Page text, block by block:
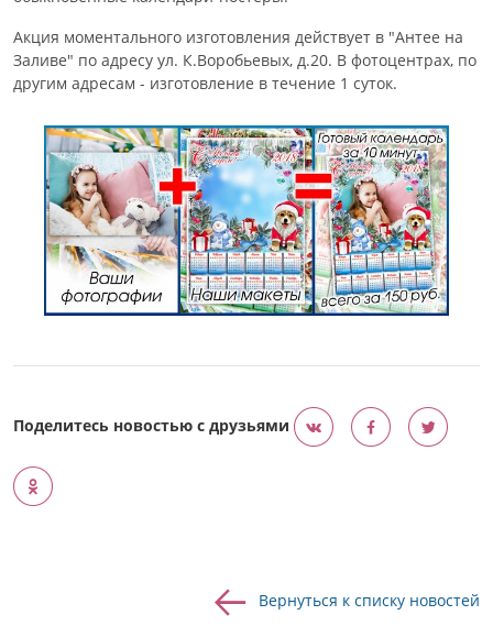
Акция моментального изготовления действует в "Антее на
Заливе" по адресу ул. К.Воробьевых, д.20. В фотоцентрах, по
другим адресам - изготовление в течение 1 суток.
Поделитесь новостью с друзьями
Вернуться к списку новостей